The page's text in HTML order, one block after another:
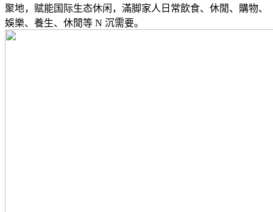
聚地，赋能国际生态休闲，滿脚家人日常飲食、休閒、購物、
娛樂、養生、休閒等 N 沉需要。